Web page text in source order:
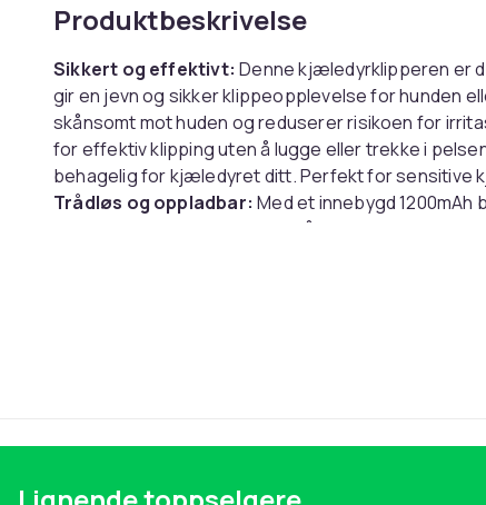
Produktbeskrivelse
Sikkert og effektivt: Denne kjæledyrklipperen er
gir en jevn og sikker klippeopplevelse for hunden
skånsomt mot huden og reduserer risikoen for
for effektiv klipping uten å lugge eller trekke i
behagelig for kjæledyret ditt. Perfekt for sensitive
Trådløs og oppladbar: Med et innebygd
opptil 120 minutters brukstid på en enkelt lading.
9mm, 12mm) for å justere klippelengden etter
bruker klipperen på best mulig måte.
Spesifikasjoner: